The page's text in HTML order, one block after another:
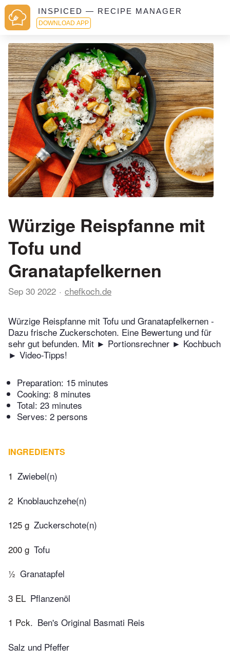
INSPICED — RECIPE MANAGER
DOWNLOAD APP
Würzige Reispfanne mit
Tofu und
Granatapfelkernen
Sep 30 2022 chefkoch.de
Würzige Reispfanne mit Tofu und Granatapfelkernen -
Dazu frische Zuckerschoten. Eine Bewertung und für
sehr gut befunden. Mit ► Portionsrechner ► Kochbuch
► Video-Tipps!
Preparation: 15 minutes
Cooking: 8 minutes
Total: 23 minutes
Serves: 2 persons
INGREDIENTS
1 Zwiebel(n)
2 Knoblauchzehe(n)
125 g Zuckerschote(n)
200 g Tofu
½ Granatapfel
3 EL Pflanzenöl
1 Pck. Ben's Original Basmati Reis
Salz und Pfeffer